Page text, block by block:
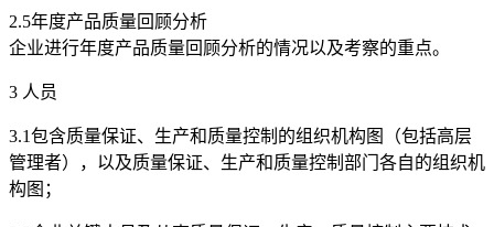
2.5年度产品质量回顾分析
企业进行年度产品质量回顾分析的情况以及考察的重点。
3 人员
3.1包含质量保证、生产和质量控制的组织机构图（包括高层
管理者），以及质量保证、生产和质量控制部门各自的组织机
构图；